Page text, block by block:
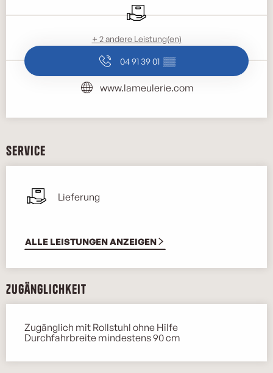
Lieferung
+ 2 andere Leistung(en)
04 91 39 01 ▒▒
www.lameulerie.com
Service
Lieferung
ALLE LEISTUNGEN ANZEIGEN
Zugänglichkeit
Zugänglich mit Rollstuhl ohne Hilfe
Durchfahrbreite mindestens 90 cm